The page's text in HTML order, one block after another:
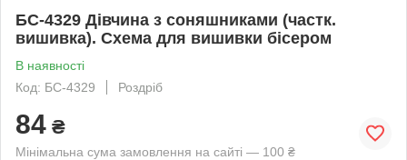
БС-4329 Дівчина з соняшниками (частк.
вишивка). Схема для вишивки бісером
В наявності
Код: БС-4329
Роздріб
84 ₴
Мінімальна сума замовлення на сайті — 100 ₴